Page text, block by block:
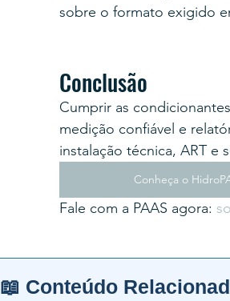
sobre o formato exigido
Conclusão
Cumprir as
medição confiável e
instalação técnica, ART e
Conheça o
Fale com a PAAS agora:
📖 Conteúdo